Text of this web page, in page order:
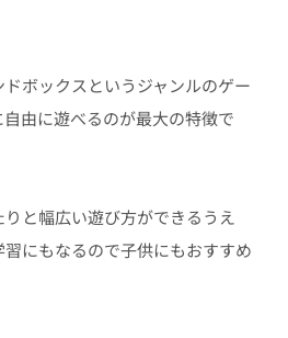
ボックスというジャンルのゲー
由に遊べるのが最大の特徴で
と幅広い遊び方ができるうえ
にもなるので子供にもおすすめ